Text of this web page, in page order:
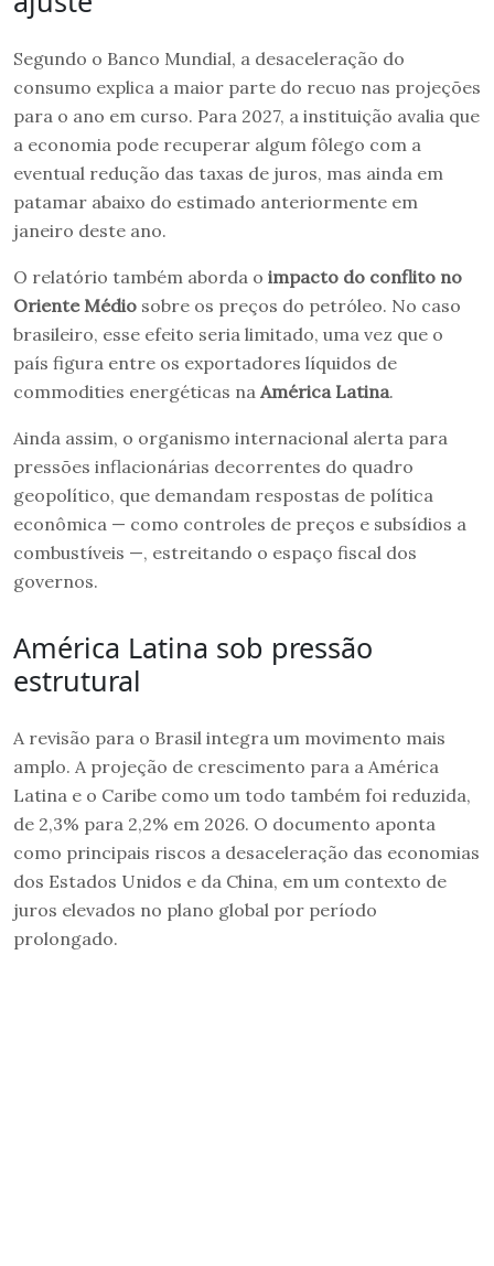
Segundo o Banco Mundial, a desaceleração do
consumo explica a maior parte do recuo nas projeções
para o ano em curso. Para 2027, a instituição avalia que
a economia pode recuperar algum fôlego com a
eventual redução das taxas de juros, mas ainda em
patamar abaixo do estimado anteriormente em
janeiro deste ano.
O relatório também aborda o impacto do conflito no
Oriente Médio sobre os preços do petróleo. No caso
brasileiro, esse efeito seria limitado, uma vez que o
país figura entre os exportadores líquidos de
commodities energéticas na América Latina.
Ainda assim, o organismo internacional alerta para
pressões inflacionárias decorrentes do quadro
geopolítico, que demandam respostas de política
econômica — como controles de preços e subsídios a
combustíveis —, estreitando o espaço fiscal dos
governos.
América Latina sob pressão
estrutural
A revisão para o Brasil integra um movimento mais
amplo. A projeção de crescimento para a América
Latina e o Caribe como um todo também foi reduzida,
de 2,3% para 2,2% em 2026. O documento aponta
como principais riscos a desaceleração das economias
dos Estados Unidos e da China, em um contexto de
juros elevados no plano global por período
prolongado.